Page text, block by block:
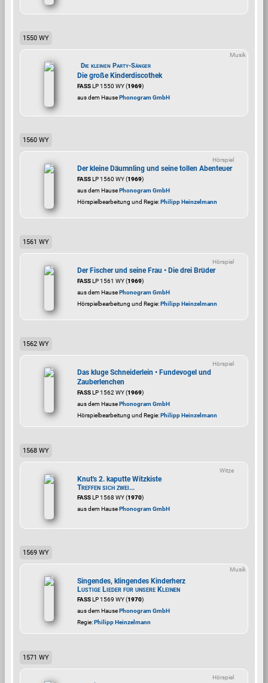
1550 WY
Musik
Die kleinen Party-Sänger
Die große Kinderdiscothek
FASSLP 1550 WY (1969)
aus dem HausePhonogram GmbH
1560 WY
Hörspiel
Der kleine Däumnling und seine tollen Abenteuer
FASSLP 1560 WY (1969)
aus dem HausePhonogram GmbH
Hörspielbearbeitung und Regie:Philipp Heinzelmann
1561 WY
Hörspiel
Der Fischer und seine Frau • Die drei Brüder
FASSLP 1561 WY (1969)
aus dem HausePhonogram GmbH
Hörspielbearbeitung und Regie:Philipp Heinzelmann
1562 WY
Hörspiel
Das kluge Schneiderlein • Fundevogel und
Zauberlenchen
FASSLP 1562 WY (1969)
aus dem HausePhonogram GmbH
Hörspielbearbeitung und Regie:Philipp Heinzelmann
1568 WY
Witze
Knut's 2. kaputte Witzkiste
Treffen sich zwei...
FASSLP 1568 WY (1970)
aus dem HausePhonogram GmbH
1569 WY
Musik
Singendes, klingendes Kinderherz
Lustige Lieder für unsere Kleinen
FASSLP 1569 WY (1970)
aus dem HausePhonogram GmbH
Regie:Philipp Heinzelmann
1571 WY
Hörspiel